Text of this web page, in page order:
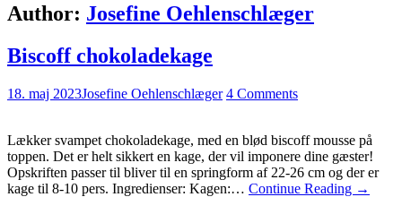
Author: Josefine Oehlenschlæger
Biscoff chokoladekage
18. maj 2023Josefine Oehlenschlæger 4 Comments
Lækker svampet chokoladekage, med en blød biscoff mousse på
toppen. Det er helt sikkert en kage, der vil imponere dine gæster!
Opskriften passer til bliver til en springform af 22-26 cm og der er
kage til 8-10 pers. Ingredienser: Kagen:… Continue Reading →